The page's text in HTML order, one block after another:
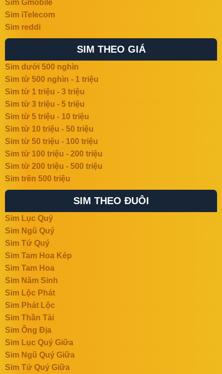
Sim Gmobile
Sim iTelecom
Sim reddi
SIM THEO GIÁ
Sim dưới 500 nghìn
Sim từ 500 nghìn - 1 triệu
Sim từ 1 triệu - 3 triệu
Sim từ 3 triệu - 5 triệu
Sim từ 5 triệu - 10 triệu
Sim từ 10 triệu - 50 triệu
Sim từ 50 triệu - 100 triệu
Sim từ 100 triệu - 200 triệu
Sim từ 200 triệu - 500 triệu
Sim trên 500 triệu
SIM THEO ĐUÔI
Sim Lục Quý
Sim Ngũ Quý
Sim Tứ Quý
Sim Tam Hoa Kép
Sim Tam Hoa
Sim Năm Sinh
Sim Lộc Phát
Sim Phát Lộc
Sim Thần Tài
Sim Ông Địa
Sim Lục Quý Giữa
Sim Ngũ Quý Giữa
Sim Tứ Quý Giữa